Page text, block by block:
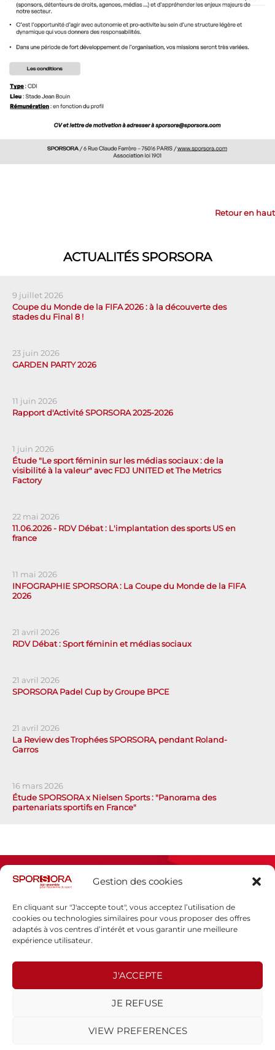
Gestion des cookies
En cliquant sur "J'accepte tout", vous acceptez l’utilisation de
cookies ou technologies similaires pour vous proposer des offres
adaptés à vos centres d’intérêt et vous garantir une meilleure
expérience utilisateur.
J'ACCEPTE
JE REFUSE
VIEW PREFERENCES
Retour en haut
ACTUALITÉS SPORSORA
9 juillet 2026
Coupe du Monde de la FIFA 2026 : à la découverte des
stades du Final 8 !
23 juin 2026
GARDEN PARTY 2026
11 juin 2026
Rapport d'Activité SPORSORA 2025-2026
1 juin 2026
Étude "Le sport féminin sur les médias sociaux : de la
visibilité à la valeur" avec FDJ UNITED et The Metrics
Factory
22 mai 2026
11.06.2026 - RDV Débat : L'implantation des sports US en
france
11 mai 2026
INFOGRAPHIE SPORSORA : La Coupe du Monde de la FIFA
2026
21 avril 2026
RDV Débat : Sport féminin et médias sociaux
21 avril 2026
SPORSORA Padel Cup by Groupe BPCE
21 avril 2026
La Review des Trophées SPORSORA, pendant Roland-
Garros
16 mars 2026
Étude SPORSORA x Nielsen Sports : "Panorama des
partenariats sportifs en France"
Espace presse
Politique de confidentialité
SPORSORA
75015 PARIS